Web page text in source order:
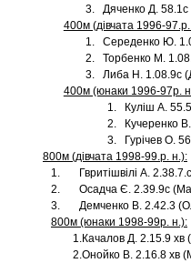
3. Дяченко Д. 58.1с
400м (дівчата 1996-
1. Середенко Ю.
2. Торбенко М.
3. Либа Н. 1.08.9с
400м (юнаки 1996-97р.
1. Куліш А.
2. Кучеренко
3. Гурічев О.
800м (дівчата 1998-99.р. н.):
1. Гвритішвілі А.
2. Осадча Є. 2.39.9с
3. Демченко В. 2.42.3
800м (юнаки 1998-99р. н.):
1.Качалов Д. 2.15.9 хв
2.Онойко В. 2.16.8 хв